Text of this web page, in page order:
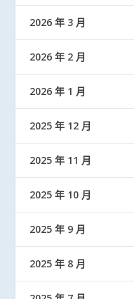
2026 年 3 月
2026 年 2 月
2026 年 1 月
2025 年 12 月
2025 年 11 月
2025 年 10 月
2025 年 9 月
2025 年 8 月